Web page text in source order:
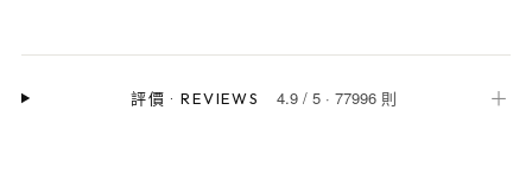
評價 ·REVIEWS 4.9/ 5· 77996 則 ＋